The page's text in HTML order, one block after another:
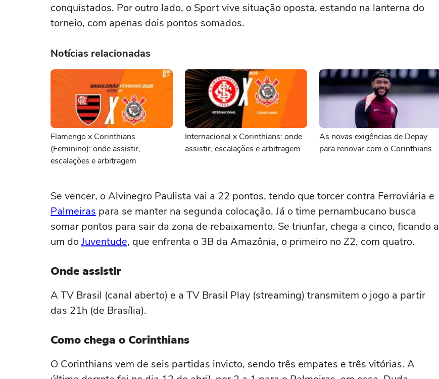
conquistados. Por outro lado, o Sport vive situação oposta, estando na lanterna do
torneio, com apenas dois pontos somados.
Notícias relacionadas
Flamengo x Corinthians
(Feminino): onde assistir,
escalações e arbitragem
Internacional x Corinthians: onde
assistir, escalações e arbitragem
As novas exigências de Depay
para renovar com o Corinthians
Se vencer, o Alvinegro Paulista vai a 22 pontos, tendo que torcer contra Ferroviária e
Palmeiras para se manter na segunda colocação. Já o time pernambucano busca
somar pontos para sair da zona de rebaixamento. Se triunfar, chega a cinco, ficando a
um doJuventude, que enfrenta o 3B da Amazônia, o primeiro no Z2, com quatro.
Onde assistir
A TV Brasil (canal aberto) e a TV Brasil Play (streaming) transmitem o jogo a partir
das 21h (de Brasília).
Como chega o Corinthians
O Corinthians vem de seis partidas invicto, sendo três empates e três vitórias. A